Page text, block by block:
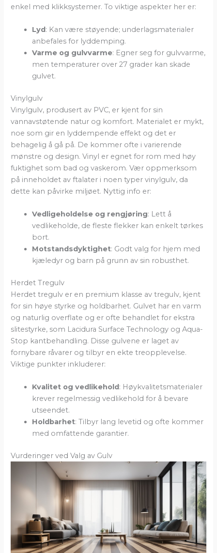
enkel med klikksystemer. To viktige aspekter her er:
Lyd: Kan være støyende; underlagsmaterialer
anbefales for lyddemping.
Varme og gulvvarme: Egner seg for gulvvarme,
men temperaturer over 27 grader kan skade
gulvet.
Vinylgulv
Vinylgulv, produsert av PVC, er kjent for sin
vannavstøtende natur og komfort. Materialet er mykt,
noe som gir en lyddempende effekt og det er
behagelig å gå på. De kommer ofte i varierende
mønstre og design. Vinyl er egnet for rom med høy
fuktighet som bad og vaskerom. Vær oppmerksom
på inneholdet av ftalater i noen typer vinylgulv, da
dette kan påvirke miljøet. Nyttig info er:
Vedligeholdelse og rengjøring: Lett å
vedlikeholde, de fleste flekker kan enkelt tørkes
bort.
Motstandsdyktighet: Godt valg for hjem med
kjæledyr og barn på grunn av sin robusthet.
Herdet Tregulv
Herdet tregulv er en premium klasse av tregulv, kjent
for sin høye styrke og holdbarhet. Gulvet har en varm
og naturlig overflate og er ofte behandlet for ekstra
slitestyrke, som Lacidura Surface Technology og Aqua-
Stop kantbehandling. Disse gulvene er laget av
fornybare råvarer og tilbyr en ekte treopplevelse.
Viktige punkter inkluderer:
Kvalitet og vedlikehold : Høykvalitetsmaterialer
krever regelmessig vedlikehold for å bevare
utseendet.
Holdbarhet: Tilbyr lang levetid og ofte kommer
med omfattende garantier.
Vurderinger ved Valg av Gulv